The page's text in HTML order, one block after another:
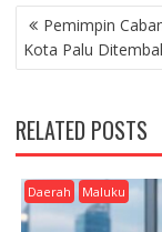
P
O
S
N
A
V
G
Pemimpin
Kota Palu
RELATED POSTS
Daerah Maluku